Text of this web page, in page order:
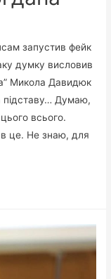
запустив фейк
думку висловив
Микола Давидюк
підставу… Думаю,
всього.
це. Не знаю, для